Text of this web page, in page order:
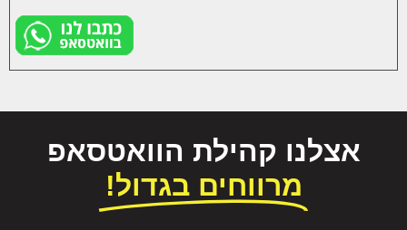
אצלנו קהילת הוואטסאפ
מרווחים בגדול!